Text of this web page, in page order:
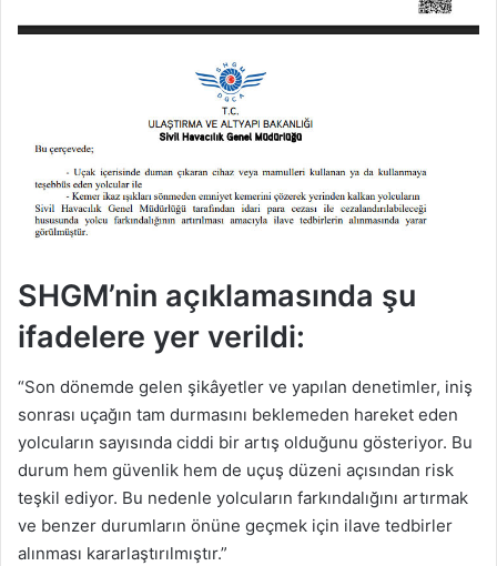
SHGM’nin açıklamasında şu
ifadelere yer verildi:
“Son dönemde gelen şikâyetler ve yapılan denetimler, iniş
sonrası uçağın tam durmasını beklemeden hareket eden
yolcuların sayısında ciddi bir artış olduğunu gösteriyor. Bu
durum hem güvenlik hem de uçuş düzeni açısından risk
teşkil ediyor. Bu nedenle yolcuların farkındalığını artırmak
ve benzer durumların önüne geçmek için ilave tedbirler
alınması kararlaştırılmıştır.”